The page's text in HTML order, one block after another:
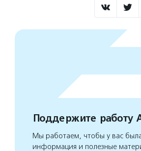
Поддержите работу
Мы работаем, чтобы у вас была
информация и полезные